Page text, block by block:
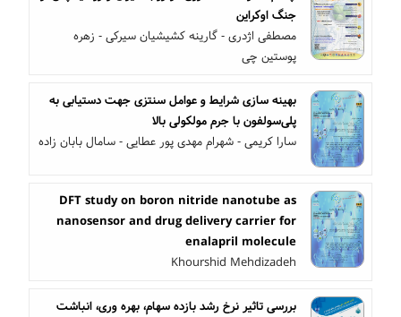
جنگ اوکراین
مصطفی اژدری - گارینه کشیشیان سیرکی - زهره
پوستین چی
بهینه سازی شرایط و عوامل سنتزی جهت دستیابی به
پلی‌سولفون با جرم مولکولی بالا
سارا کریمی - شهرام مهدی پور عطایی - سامال بابان زاده
DFT study on boron nitride nanotube as
nanosensor and drug delivery carrier for
enalapril molecule
Khourshid Mehdizadeh
بررسی تاثیر نرخ رشد بازده سهام، بهره وری، انباشت